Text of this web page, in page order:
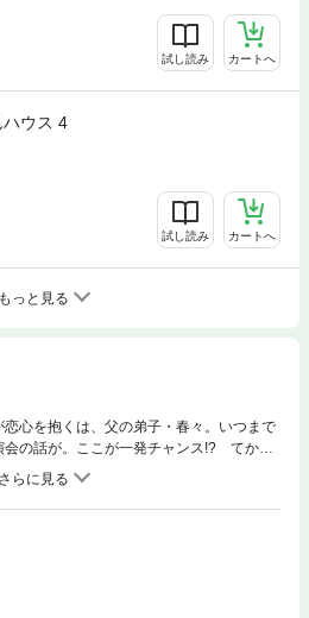
試し読み カートへ
ハウス 4
試し読み カートへ
もっと見る
心を抱くは、父の弟子・春々。いつまで
の話が。ここが一発チャンス!? てか、